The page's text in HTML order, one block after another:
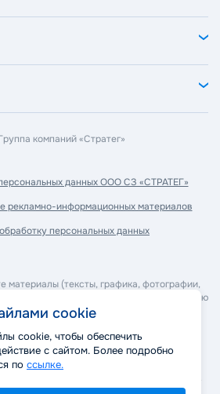
компаний «Стратег»
данных ООО СЗ «СТРАТЕГ»
рекламно-информационных материалов
персональных данных
материалы (тексты, графика, фотографии,
и прочее) являются собственностью
соответствии с законодательством РФ.
запрещается копирование,
или иное использование материалов
и смежных прав может повлечь
и уголовную
с действующим законодательством.
применять все законные меры для
cookie
cookie, чтобы обеспечить
с сайтом. Более подробно
по ссылке.